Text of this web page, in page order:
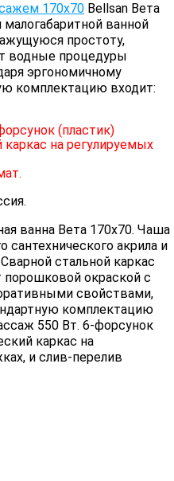
170х70 Bellsan Вета
ванной
простоту,
водные процедуры
эргономичному
комплектацию входит:
(пластик)
на регулируемых
ванна Вета 170x70. Чаша
сантехнического акрила и
стальной каркас
окраской с
свойствами,
комплектацию
550 Вт. 6-форсунок
каркас на
и слив-перелив